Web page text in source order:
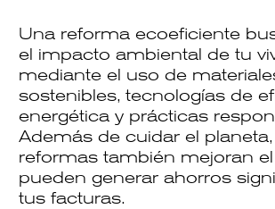
Una reforma ecoeficiente
el impacto ambiental de tu
mediante el uso de
sostenibles, tecnologías de
energética y prácticas
Además de cuidar el
reformas también mejoran
pueden generar ahorros
tus facturas.